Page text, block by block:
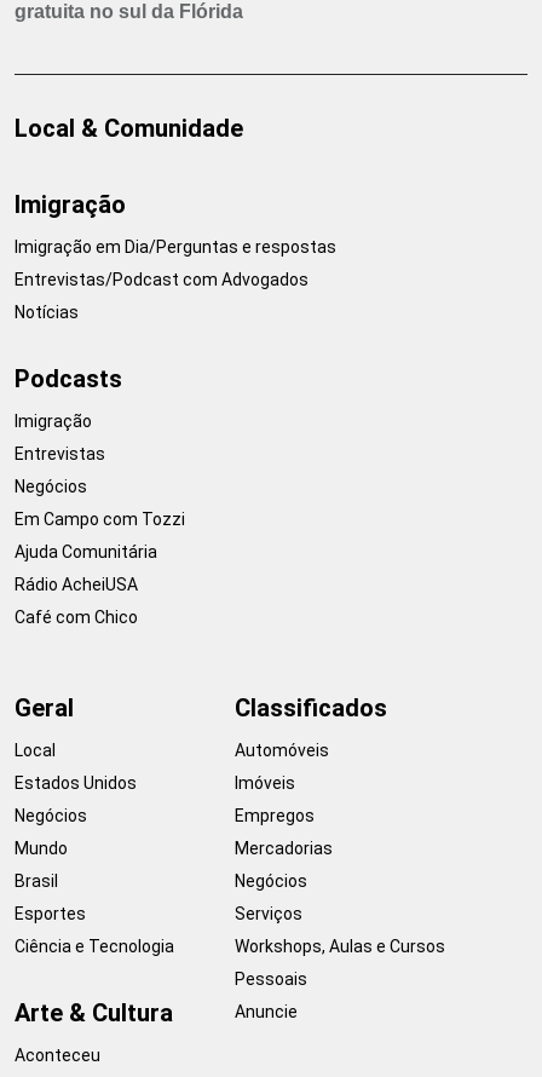
gratuita no sul da Flórida
Local & Comunidade
Imigração
Imigração em Dia/Perguntas e respostas
Entrevistas/Podcast com Advogados
Notícias
Podcasts
Imigração
Entrevistas
Negócios
Em Campo com Tozzi
Ajuda Comunitária
Rádio AcheiUSA
Café com Chico
Geral
Local
Estados Unidos
Negócios
Mundo
Brasil
Esportes
Ciência e Tecnologia
Arte & Cultura
Aconteceu
Classificados
Automóveis
Imóveis
Empregos
Mercadorias
Negócios
Serviços
Workshops, Aulas e Cursos
Pessoais
Anuncie